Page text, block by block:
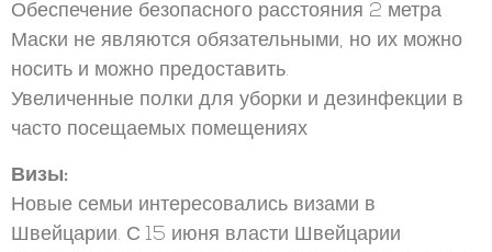
Обеспечение безопасного расстояния 2 метра
Маски не являются обязательными, но их можно
носить и можно предоставить.
Увеличенные полки для уборки и дезинфекции в
часто посещаемых помещениях
Визы:
Новые семьи интересовались визами в
Швейцарии. С 15 июня власти Швейцарии